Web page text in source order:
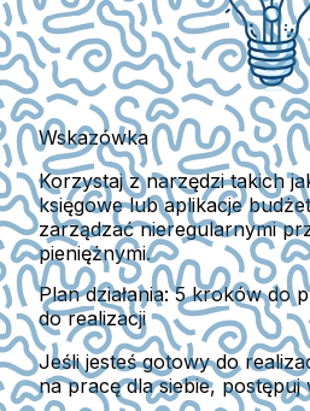
Wskazówka
Korzystaj z narzędzi takich
księgowe lub aplikacje
zarządzać nieregularnymi
pieniężnymi.
Plan działania: 5 kroków do
do realizacji
Jeśli jesteś gotowy do
na pracę dla siebie, postępuj